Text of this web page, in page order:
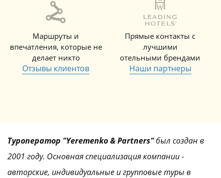
Маршруты и
впечатления, которые не
делает никто
Отзывы клиентов
Прямые контакты с
лучшими
отельными брендами
Наши партнеры
Туроператор "Yeremenko & Partners"был создан в
2001 году. Основная специализация компании -
авторские, индивидуальные и групповые туры в